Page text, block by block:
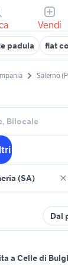
Vendi
padula fiat
Salerno
Dal
a Celle di